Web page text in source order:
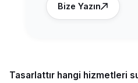
Bize Yazın
Tasarlattır hangi hizmetleri